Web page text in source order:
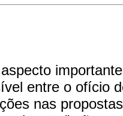
entre o ofício
nas